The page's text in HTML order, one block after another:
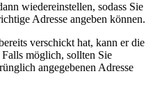
wiedereinstellen, sodass Sie
Adresse angeben können.
verschickt hat, kann er die
möglich, sollten Sie
angegebenen Adresse